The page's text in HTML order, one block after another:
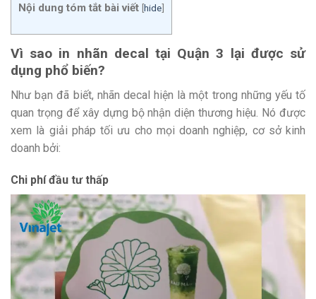
Nội dung tóm tắt bài viết [hide]
Vì sao in nhãn decal tại Quận 3 lại được sử
dụng phổ biến?
Như bạn đã biết, nhãn decal hiện là một trong những yếu tố
quan trọng để xây dựng bộ nhận diện thương hiệu. Nó được
xem là giải pháp tối ưu cho mọi doanh nghiệp, cơ sở kinh
doanh bởi:
Chi phí đầu tư thấp